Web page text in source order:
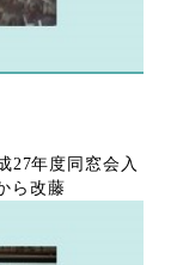
27年度同窓会入
ら改藤